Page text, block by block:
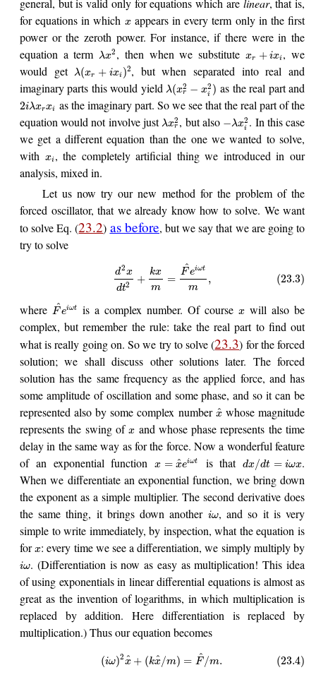
general, but is valid only for equations which are linear, that is,
for equations in which xappears in every term only in the first
power or the zeroth power. For instance, if there were in the
equation a term λx2 , then when we substitute xr + ixi , we
would get λ(xr + ixi )2, but when separated into real and
imaginary parts this would yield λ(x2
r − x2
i ) as the real part and
2iλxrxi as the imaginary part. So we see that the real part of the
equation would not involve just λx2
r , but also −λx2
i . In this case
we get a different equation than the one we wanted to solve,
with
xi , the completely artificial thing we introduced in our
analysis, mixed in.
Let us now try our new method for the problem of the
forced oscillator, that we already know how to solve. We want
to solve Eq. (23.2) as before, but we say that we are going to
try to solve
d2x
dt2 +
kx
m
=
F^eiωt
m
, (23.3)
where F^eiωt is a complex number. Of coursex will also be
complex, but remember the rule: take the real part to find out
what is really going on. So we try to solve (23.3) for the forced
solution; we shall discuss other solutions later. The forced
solution has the same frequency as the applied force, and has
some amplitude of oscillation and some phase, and so it can be
represented also by some complex number x
^whose magnitude
represents the swing ofx and whose phase represents the time
delay in the same way as for the force. Now a wonderful feature
of an exponential functionx = x
^eiωt is thatdx/dt = iωx.
When we differentiate an exponential function, we bring down
the exponent as a simple multiplier. The second derivative does
the same thing, it brings down another iω, and so it is very
simple to write immediately, by inspection, what the equation is
forx: every time we see a differentiation, we simply multiply by
iω. (Differentiation is now as easy as multiplication! This idea
of using exponentials in linear differential equations is almost as
great as the invention of logarithms, in which multiplication is
replaced by addition. Here differentiation is replaced by
multiplication.) Thus our equation becomes
(iω)2x
^ + (kx
^/m) = F^/m. (23.4)